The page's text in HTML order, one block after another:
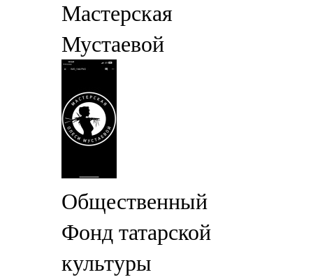
Мастерская
Мустаевой
Общественный
Фонд татарской
культуры